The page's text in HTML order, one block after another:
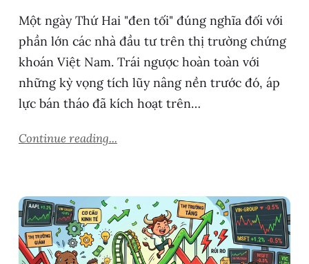
Một ngày Thứ Hai "đen tối" đúng nghĩa đối với
phần lớn các nhà đầu tư trên thị trường chứng
khoán Việt Nam. Trái ngược hoàn toàn với
những kỳ vọng tích lũy nâng nền trước đó, áp
lực bán tháo đã kích hoạt trên…
Continue reading...